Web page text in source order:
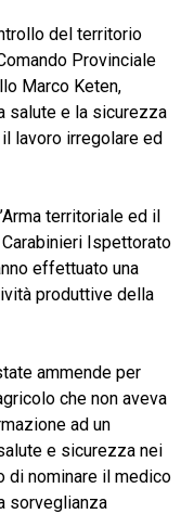
del territorio
Provinciale
Marco Keten,
salute e la sicurezza
lavoro irregolare ed
territoriale ed il
Ispettorato
effettuato una
produttive della
ammende per
che non aveva
ad un
e sicurezza nei
di nominare il medico
sorveglianza